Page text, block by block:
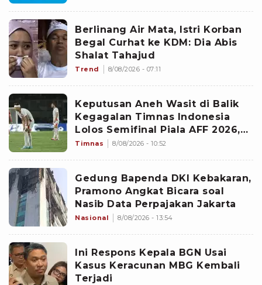
Berlinang Air Mata, Istri Korban
Begal Curhat ke KDM: Dia Abis
Shalat Tahajud
Trend 8/08/2026 - 07:11
Keputusan Aneh Wasit di Balik
Kegagalan Timnas Indonesia
Lolos Semifinal Piala AFF 2026,
Untungkan Singapura dan
Timnas 8/08/2026 - 10:52
Gedung Bapenda DKI Kebakaran,
Pramono Angkat Bicara soal
Nasib Data Perpajakan Jakarta
Nasional 8/08/2026 - 13:54
Ini Respons Kepala BGN Usai
Kasus Keracunan MBG Kembali
Terjadi